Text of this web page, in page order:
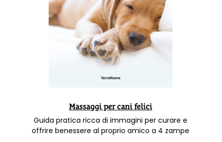
Massaggi per cani felici
Guida pratica ricca di immagini per curare e
offrire benessere al proprio amico a 4 zampe